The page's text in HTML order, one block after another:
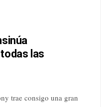
las
trae consigo una gran